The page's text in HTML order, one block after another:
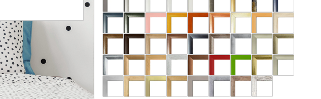
Aluminium
Yukon Alaska